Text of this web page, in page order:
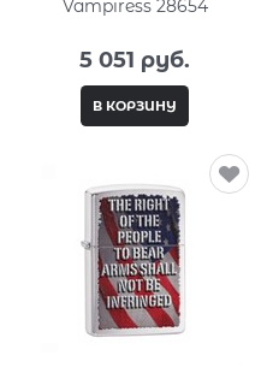
Vampiress 28654
5 051 руб.
В КОРЗИНУ